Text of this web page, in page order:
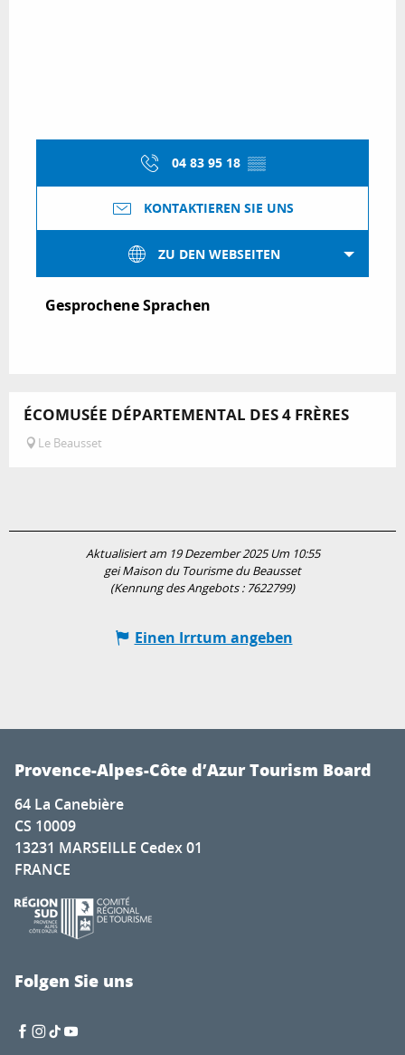
04 83 95 18 ▒▒
KONTAKTIEREN SIE UNS
ZU DEN WEBSEITEN
Gesprochene Sprachen
Gesprochene Sprachen
ÉCOMUSÉE DÉPARTEMENTAL DES 4 FRÈRES
Le Beausset
Aktualisiert am 19 Dezember 2025 Um 10:55
gei Maison du Tourisme du Beausset
(Kennung des Angebots : 7622799)
Einen Irrtum angeben
Provence-Alpes-Côte d’Azur Tourism Board
64 La Canebière
CS 10009
13231 MARSEILLE Cedex 01
FRANCE
Folgen Sie uns